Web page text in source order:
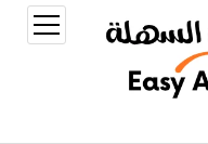
open
menu